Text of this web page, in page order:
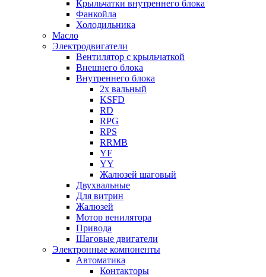
Крыльчатки внутреннего блока
Фанкойла
Холодильника
Масло
Электродвигатели
Вентилятор с крыльчаткой
Внешнего блока
Внутреннего блока
2х вальный
KSFD
RD
RPG
RPS
RRMB
YF
YY
Жалюзей шаговый
Двухвальные
Для витрин
Жалюзей
Мотор венилятора
Привода
Шаговые двигатели
Электронные компоненты
Автоматика
Контакторы